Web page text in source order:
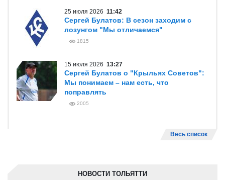
25 июля 2026 11:42
Сергей Булатов: В сезон заходим с
лозунгом "Мы отличаемся"
1815
15 июля 2026 13:27
Сергей Булатов о "Крыльях Советов":
Мы понимаем – нам есть, что
поправлять
2005
Весь список
НОВОСТИ ТОЛЬЯТТИ